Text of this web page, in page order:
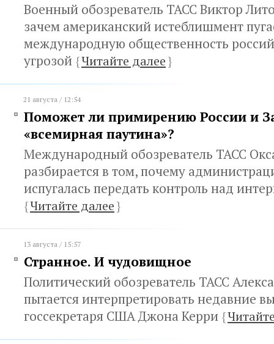
Военный обозреватель ТАСС Виктор
зачем американский истеблишмент
международную общественность
угрозой {Читайте далее}
21 августа / 12:54
Поможет ли примирению России и
«всемирная паутина»?
Международный обозреватель ТАСС
разбирается в том, почему
испугалась передать контроль над
{Читайте далее}
13 августа / 15:57
Странное. И чудовищное
Политический обозреватель ТАСС
пытается интерпретировать недавние
госсекретаря США Джона Керри {